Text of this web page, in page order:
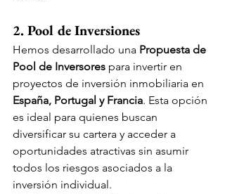
2. Pool de Inversiones
Hemos desarrollado una Propuesta de
Pool de Inversores para invertir en
proyectos de inversión inmobiliaria en
España, Portugal y Francia. Esta opción
es ideal para quienes buscan
diversificar su cartera y acceder a
oportunidades atractivas sin asumir
todos los riesgos asociados a la
inversión individual.